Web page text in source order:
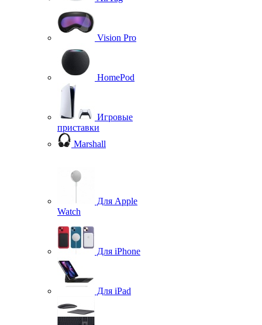
Vision Pro
HomePod
Игровые
приставки
Marshall
Для Apple
Watch
Для iPhone
Для iPad